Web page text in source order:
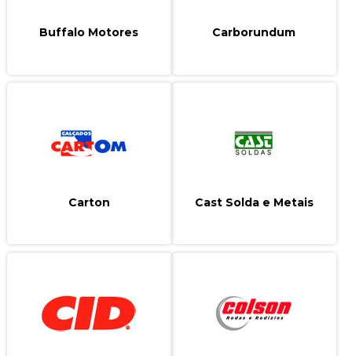
Buffalo Motores Carborundum
Carton Cast Solda e Metais